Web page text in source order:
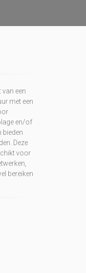
een
met een
en/of
bieden
Deze
voor
bereiken